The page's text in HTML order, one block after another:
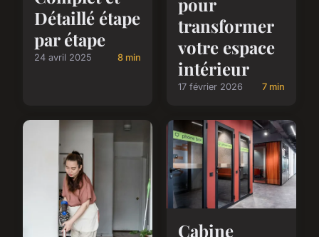
Détaillé étape
par étape
24 avril 2025 8 min
pour
transformer
votre espace
intérieur
17 février 2026 7 min
Cabine